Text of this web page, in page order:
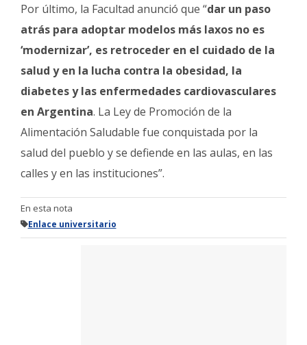
Por último, la Facultad anunció que “dar un paso
atrás para adoptar modelos más laxos no es
‘modernizar’, es retroceder en el cuidado de la
salud y en la lucha contra la obesidad, la
diabetes y las enfermedades cardiovasculares
en Argentina. La Ley de Promoción de la
Alimentación Saludable fue conquistada por la
salud del pueblo y se defiende en las aulas, en las
calles y en las instituciones”.
En esta nota
Enlace universitario